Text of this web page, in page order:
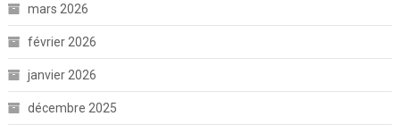
mars 2026
février 2026
janvier 2026
décembre 2025